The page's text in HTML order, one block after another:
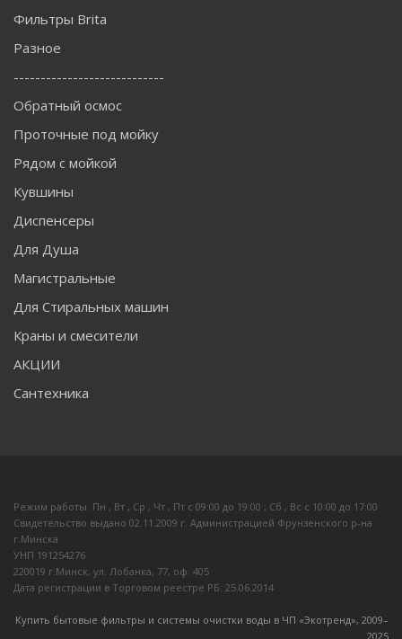
Фильтры Brita
Разное
----------------------------
Обратный осмос
Проточные под мойку
Рядом с мойкой
Кувшины
Диспенсеры
Для Душа
Магистральные
Для Стиральных машин
Краны и смесители
АКЦИИ
Сантехника
Режим работы: Пн , Вт , Ср , Чт , Пт c 09:00 до 19:00 ; Сб , Вс c 10:00 до 17:00
Свидетельство выдано 02.11.2009 г. Администрацией Фрунзенского р-на
г.Минска
УНП 191254276
220019 г.Минск, ул. Лобанка, 77, оф. 405
Дата регистрации в Торговом реестре РБ: 25.06.2014
Купить бытовые фильтры и системы очистки воды в ЧП «Экотренд», 2009–
2025